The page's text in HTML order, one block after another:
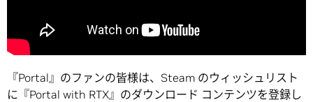
『Portal』のファンの皆様は、Steam のウィッシュリスト
に『Portal with RTX』のダウンロード コンテンツを登録し